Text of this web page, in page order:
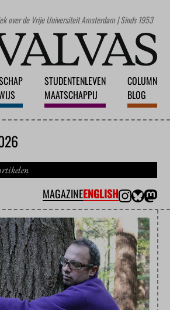
over de Vrije Universiteit Amsterdam | Sinds 1953
STUDENTENLEVEN
MAATSCHAPPIJ
COLUMN
BLOG
MAGAZINEENGLISH